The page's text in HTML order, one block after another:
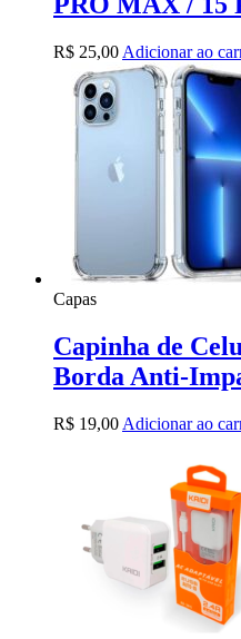
R$ 25,00 Adicionar ao
Capas
Capinha de
Borda Anti-
R$ 19,00 Adicionar ao